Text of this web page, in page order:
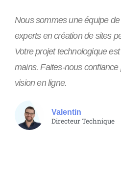
Nous sommes une équipe
experts en création de sites
Votre projet technologique
mains. Faites-nous
vision en ligne.
Valentin
Directeur Technique